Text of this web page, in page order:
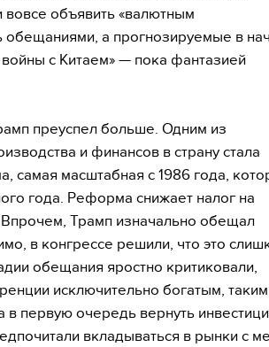
вовсе объявить «валютным
обещаниями, а прогнозируемые в
с Китаем» — пока фантазией
преуспел больше. Одним из
и финансов в страну стала
масштабная с 1986 года,
года. Реформа снижает налог на
Трамп изначально обещал
в конгрессе решили, что это
обещания яростно критиковали,
исключительно богатым,
первую очередь вернуть
вкладываться в рынки с